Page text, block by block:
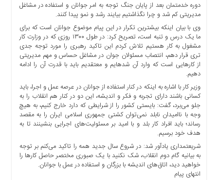
تعرفه
درباره
اخبار
سایت
ارتباط
برگه
نمونه
تعرفه
دوره خدمتمان بعد از پایان جنگ توجه به امر جوانان و استفاده در مشاغل
مدیریتی کم شد و چرا نگذاشتیم بیایند رشد و نمو پیدا کنند.
وی با بیان اینکه بیشترین تکرار در این پیام موضوع جوانان است که برای
ما یک درس و تنبه است، تصریح کرد: در طول ۱۳۰۰ روزی که در وزارت کار
مشغول به کار هستیم تلاش کردم این تاکید رهبری را مورد توجه جدی
تری قرار دهم، انتصاب مسئولان جوان در مشاغل حساس و مهم مدیریتی
از کارهایی است که وارد آن شدهایم و معتقدیم باید با قدرت آن را ادامه
دهیم.
وزیر کار با اشاره به اینکه در کنار استفاده از جوانان در عرصه عمل و اجرا، باید
کسانی باشند دارای تجربه و فکر و اندیشه، این دو در کنار هم انقلاب را به
جلو می‌برد، گفت: بایستی کشور را از شرایطی که دارد خارج کنیم، به هیچ
وجه با ناامیدان نابلد نمی‌توان کشتی جمهوری اسلامی ایران را به مقصد
رساند؛ باید افراد کار بلد و با امید بر مسئولیت‌های اجرایی بنشینند تا به
هدف خود برسیم.
شریعتمداری یادآور شد: در شروع سال جدید همه را تاکید می‌کنم بر توجه
به بیانیه گام دوم انقلاب، شک نکنید با یک صبوری مختصر حاصل کارها را
خواهید دید، اتاق‌های اندیشه با بزرگان و استفاده در عمل با جوانان.
انتهای پیام